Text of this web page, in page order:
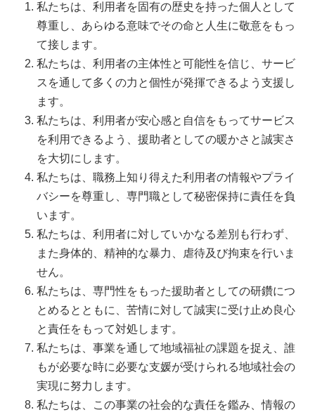
私たちは、利用者を固有の歴史を持った個人として
尊重し、あらゆる意味でその命と人生に敬意をもっ
て接します。
私たちは、利用者の主体性と可能性を信じ、サービ
スを通して多くの力と個性が発揮できるよう支援し
ます。
私たちは、利用者が安心感と自信をもってサービス
を利用できるよう、援助者としての暖かさと誠実さ
を大切にします。
私たちは、職務上知り得えた利用者の情報やプライ
バシーを尊重し、専門職として秘密保持に責任を負
います。
私たちは、利用者に対していかなる差別も行わず、
また身体的、精神的な暴力、虐待及び拘束を行いま
せん。
私たちは、専門性をもった援助者としての研鑽につ
とめるとともに、苦情に対して誠実に受け止め良心
と責任をもって対処します。
私たちは、事業を通して地域福祉の課題を捉え、誰
もが必要な時に必要な支媛が受けられる地域社会の
実現に努力します。
私たちは、この事業の社会的な責任を鑑み、情報の